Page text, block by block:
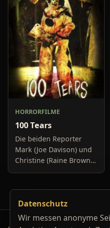
Junge, dessen
imaginärer Freund - ein
großer Tige
HORRORFILME
100 Tears
Die beiden Reporter
Mark (Joe Davison) und
Christine (Raine Brown)
haben keine Lust mehr
Boulevard-Meldungen
und befassen sich
neuerdings mit Se
Datenschutz
Wir messen anonyme